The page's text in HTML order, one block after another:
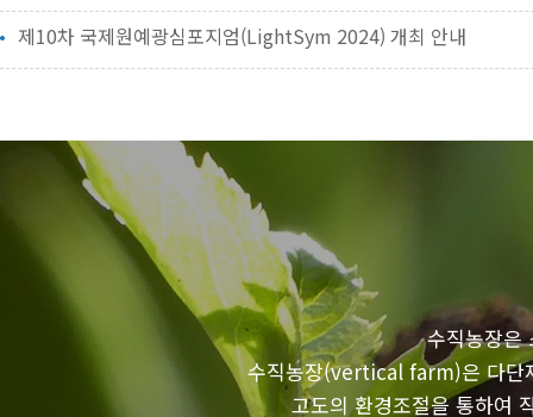
제10차 국제원예광심포지엄(LightSym 2024) 개최 안내
수직농장은
수직농장(vertical farm)은 다단
고도의 환경조절을 통하여